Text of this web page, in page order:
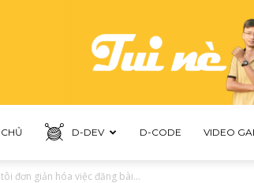
D-DEV D-CODE VIDEO
đơn giản hóa việc đăng bài...